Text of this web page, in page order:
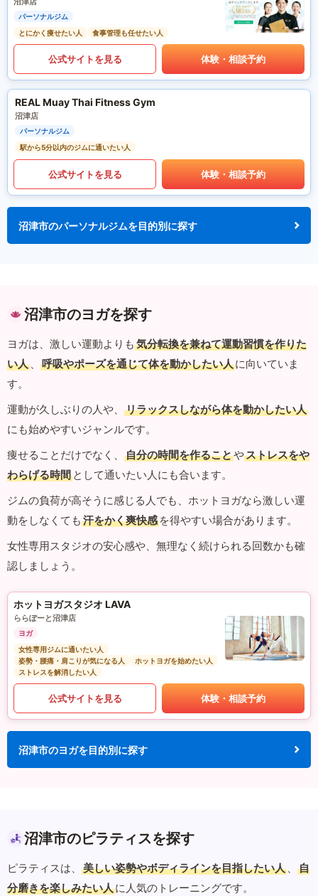
パーソナルジム
とにかく痩せたい人
食事管理も任せたい人
公式サイトを見る 体験・相談予約
REAL Muay Thai Fitness Gym
沼津店
パーソナルジム
駅から5分以内のジムに通いたい人
公式サイトを見る 体験・相談予約
沼津市のパーソナルジムを目的別に探す
沼津市のヨガを探す
ヨガは、激しい運動よりも 気分転換を兼ねて運動習慣を作りた
い人 、 呼吸やポーズを通じて体を動かしたい人に向いていま
す。
運動が久しぶりの人や、
リラックスしながら体を動かしたい人
にも始めやすいジャンルです。
痩せることだけでなく、
自分の時間を作ることやストレスをや
わらげる時間 として通いたい人にも合います。
ジムの負荷が高そうに感じる人でも、ホットヨガなら激しい運
動をしなくても 汗をかく爽快感 を得やすい場合があります。
女性専用スタジオの安心感や、無理なく続けられる回数かも確
認しましょう。
ホットヨガスタジオ LAVA
ららぽーと沼津店
ヨガ
女性専用ジムに通いたい人
姿勢・腰痛・肩こりが気になる人
ホットヨガを始めたい人
ストレスを解消したい人
公式サイトを見る 体験・相談予約
沼津市のヨガを目的別に探す
沼津市のピラティスを探す
ピラティスは、 美しい姿勢やボディラインを目指したい人 、
自
分磨きを楽しみたい人に人気のトレーニングです。